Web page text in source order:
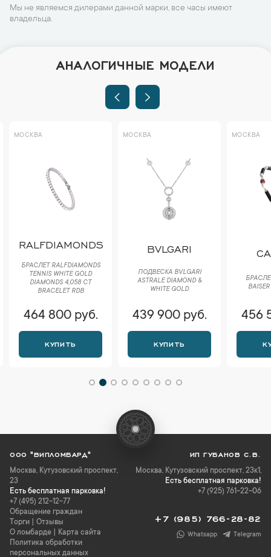
Мы не являемся дилерами данной марки, все часы имеют
владельца.
АНАЛОГИЧНЫЕ МОДЕЛИ
МОСКВА
RALFDIAMONDS
БРАСЛЕТ RALFDIAMONDS
TENNIS WHITE GOLD
DIAMONDS 4,058 CT
BRACELET RDB
464 800 руб.
КУПИТЬ
МОСКВА
BVLGARI
ПОДВЕСКА BVLGARI
ASTRALE DIAMOND &
WHITE GOLD
439 900 руб.
КУПИТЬ
МОСКВА
456
ООО "ВИПЛОМБАРД"
Москва, Кутузовский проспект,
23
Есть бесплатная парковка!
+7 (495) 212-12-77
Обращение граждан
Торги
Отзывы
О ломбарде
Карта сайта
Политика обработки
персональных данных
ИП ГУБАНОВ С.В.
Москва, Кутузовский проспект, 23к1,
Есть бесплатная парковка!
+7 (925) 761-22-06
+7 (985) 766-28-82
Whatsapp Telegram